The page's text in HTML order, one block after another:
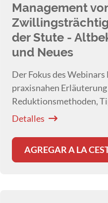
Management
der Stute -
und Neues
Der Fokus des
praxisnahen
Reduktionsmethoden,
zur Optimierung des
Vorstellung neuer
fortgeschrittenen
Detalles
AGREGAR A LA